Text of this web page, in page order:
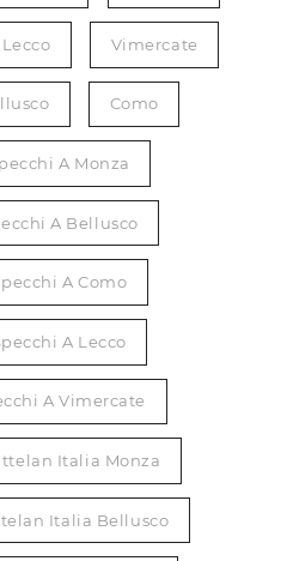
Lecco Vimercate
Como
A Monza
A Bellusco
A Como
A Lecco
A Vimercate
Italia Monza
Italia Bellusco